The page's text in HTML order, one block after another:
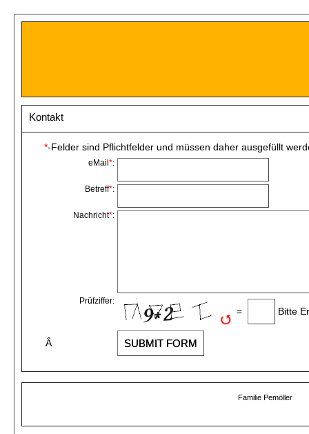
Kontakt
*-Felder sind Pflichtfelder und müssen daher ausgefüllt
eMail *:
Betreff*:
Nachricht*:
Prüfziffer:
= Bitte
Â
Familie Pemöller